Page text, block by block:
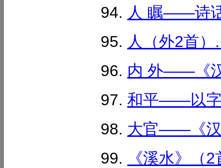
人 瞩——诗
人（外2首）
内 外——《
和平——以字
大官——《汉
《溪水》（